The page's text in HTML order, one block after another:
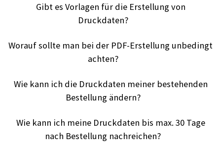
Gibt es Vorlagen für die Erstellung von
Druckdaten?
Worauf sollte man bei der PDF-Erstellung unbedingt
achten?
Wie kann ich die Druckdaten meiner bestehenden
Bestellung ändern?
Wie kann ich meine Druckdaten bis max. 30 Tage
nach Bestellung nachreichen?